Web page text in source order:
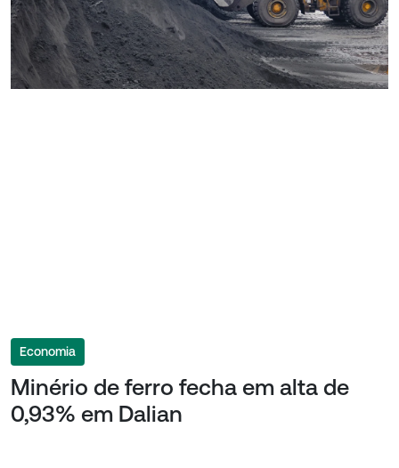
Economia
Minério de ferro fecha em alta de
0,93% em Dalian